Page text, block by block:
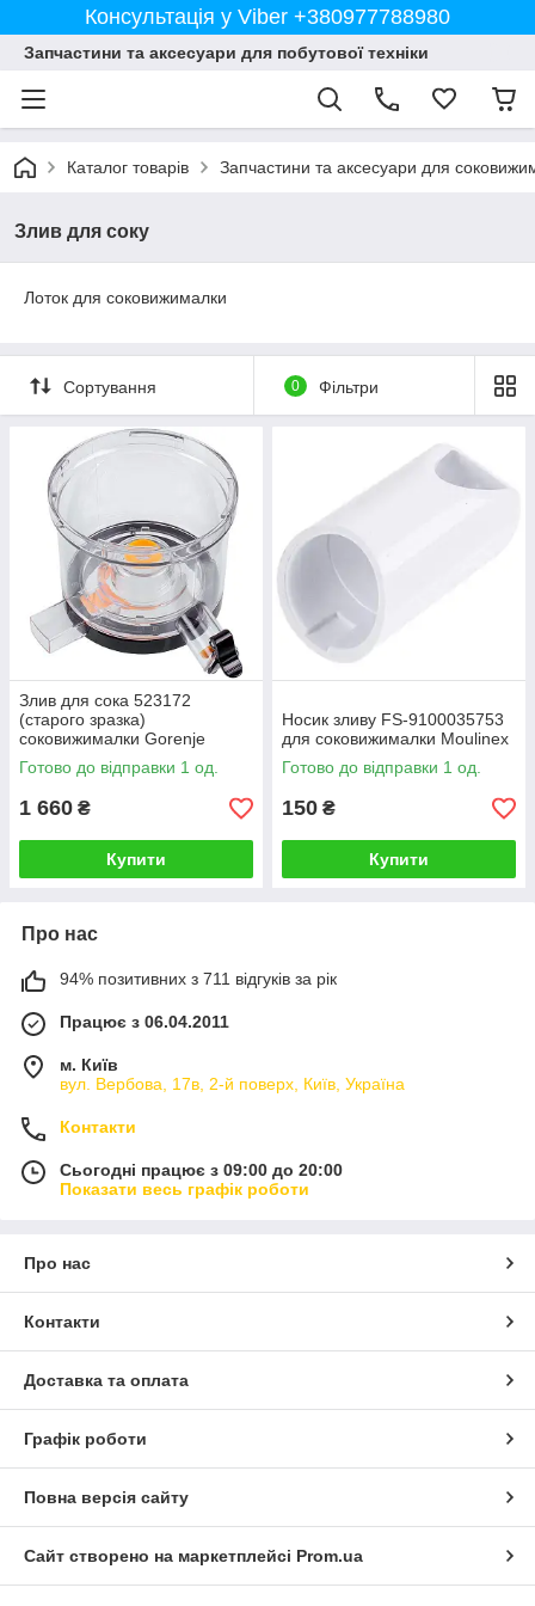
Консультація у Viber +380977788980
Запчастини та аксесуари для побутової техніки
Каталог товарів Запчастини та аксесуари для
Злив для соку
Лоток для соковижималки
Сортування 0 Фільтри
Злив для сока 523172
(старого зразка)
соковижималки Gorenje
Готово до відправки 1 од.
1 660 ₴
Купити
Носик зливу FS-9100035753
для соковижималки Moulinex
Готово до відправки 1 од.
150 ₴
Купити
Про нас
94% позитивних з 711 відгуків за рік
Працює з 06.04.2011
м. Київ
вул. Вербова, 17в, 2-й поверх, Київ, Україна
Контакти
Сьогодні працює з 09:00 до 20:00
Показати весь графік роботи
Про нас
Контакти
Доставка та оплата
Графік роботи
Повна версія сайту
Сайт створено на маркетплейсі Prom.ua